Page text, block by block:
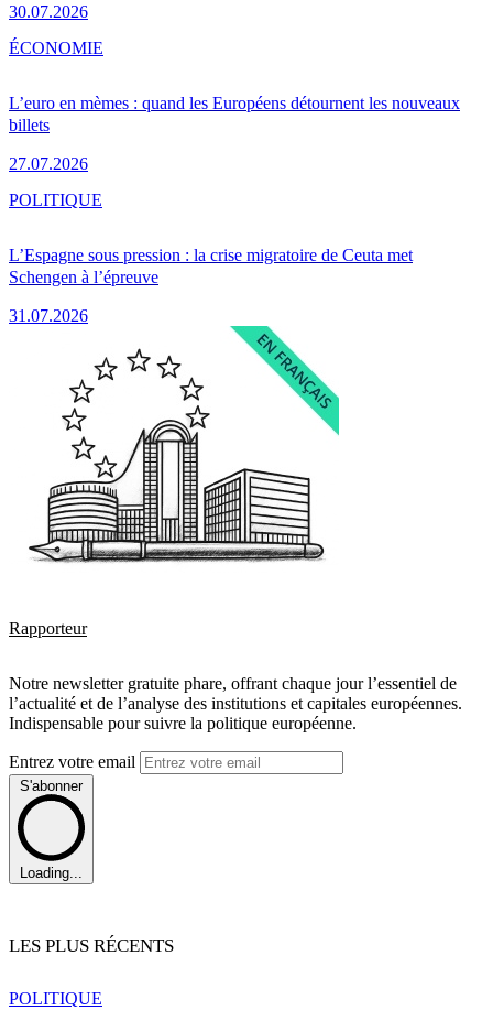
30.07.2026
L’euro en mèmes : quand les Européens détournent les nouveaux
billets
27.07.2026
ÉCONOMIE
L’Espagne sous pression : la crise migratoire de Ceuta met
Schengen à l’épreuve
31.07.2026
POLITIQUE
Rapporteur
Notre newsletter gratuite phare, offrant chaque jour l’essentiel de
l’actualité et de l’analyse des institutions et capitales européennes.
Indispensable pour suivre la politique européenne.
Entrez votre email
S'abonner
Loading...
LES PLUS RÉCENTS
POLITIQUE